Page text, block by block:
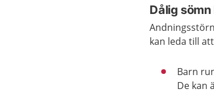
Dålig
kan leda till
Barn
De kan